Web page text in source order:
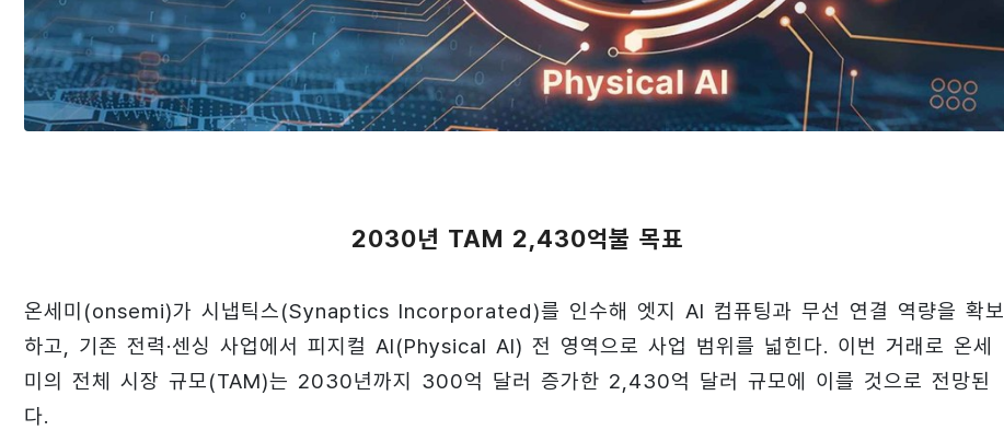
2030년 TAM 2,430억불 목표
온세미(onsemi)가 시냅틱스(Synaptics Incorporated)를 인수해 엣지 AI 컴퓨팅과 무선 연결 역량을 확보
하고, 기존 전력·센싱 사업에서 피지컬 AI(Physical AI) 전 영역으로 사업 범위를 넓힌다. 이번 거래로 온세
미의 전체 시장 규모(TAM)는 2030년까지 300억 달러 증가한 2,430억 달러 규모에 이를 것으로 전망된
다.